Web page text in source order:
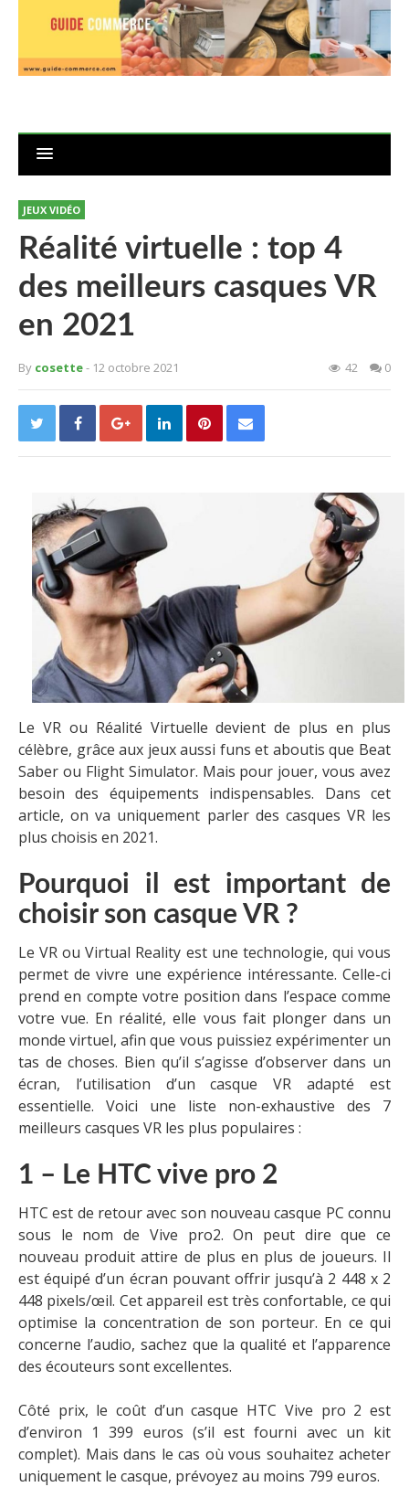
JEUX VIDÉO
Réalité virtuelle : top 4
des meilleurs casques VR
en 2021
By cosette- 12 octobre 2021 42 0
Le VR ou Réalité Virtuelle devient de plus en plus
célèbre, grâce aux jeux aussi funs et aboutis que Beat
Saber ou Flight Simulator. Mais pour jouer, vous avez
besoin des équipements indispensables. Dans cet
article, on va uniquement parler des casques VR les
plus choisis en 2021.
Pourquoi il est important de
choisir son casque VR ?
Le VR ou Virtual Reality est une technologie, qui vous
permet de vivre une expérience intéressante. Celle-ci
prend en compte votre position dans l’espace comme
votre vue. En réalité, elle vous fait plonger dans un
monde virtuel, afin que vous puissiez expérimenter un
tas de choses. Bien qu’il s’agisse d’observer dans un
écran, l’utilisation d’un casque VR adapté est
essentielle. Voici une liste non-exhaustive des 7
meilleurs casques VR les plus populaires :
1 – Le HTC vive pro 2
HTC est de retour avec son nouveau casque PC connu
sous le nom de Vive pro2. On peut dire que ce
nouveau produit attire de plus en plus de joueurs. Il
est équipé d’un écran pouvant offrir jusqu’à 2 448 x 2
448 pixels/œil. Cet appareil est très confortable, ce qui
optimise la concentration de son porteur. En ce qui
concerne l’audio, sachez que la qualité et l’apparence
des écouteurs sont excellentes.
Côté prix, le coût d’un casque HTC Vive pro 2 est
d’environ 1 399 euros (s’il est fourni avec un kit
complet). Mais dans le cas où vous souhaitez acheter
uniquement le casque, prévoyez au moins 799 euros.